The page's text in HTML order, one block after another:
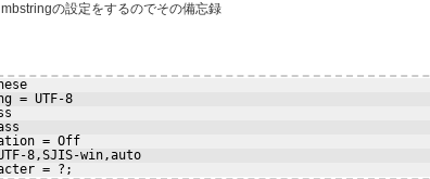
の設定をするのでその備忘録
= UTF-8
= Off
8,SJIS-win,auto
= ?;